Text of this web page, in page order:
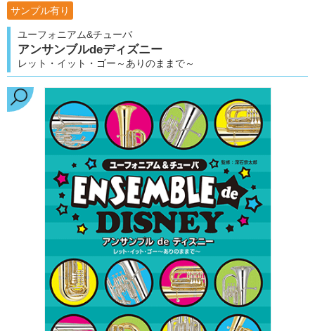
サンプル有り
ユーフォニアム&チューバ
アンサンブルdeディズニー
レット・イット・ゴー～ありのままで～